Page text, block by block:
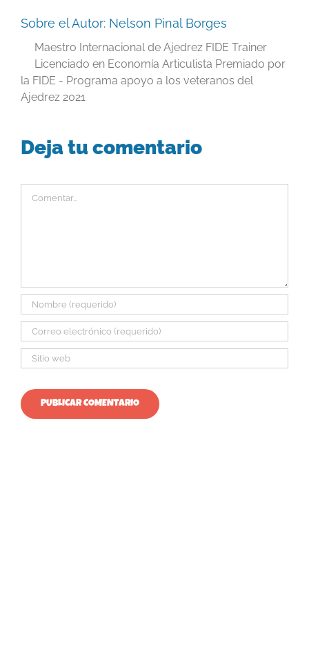
Sobre el Autor: Nelson Pinal Borges
Maestro Internacional de Ajedrez FIDE Trainer
Licenciado en Economía Articulista Premiado por
la FIDE - Programa apoyo a los veteranos del
Ajedrez 2021
Deja tu comentario